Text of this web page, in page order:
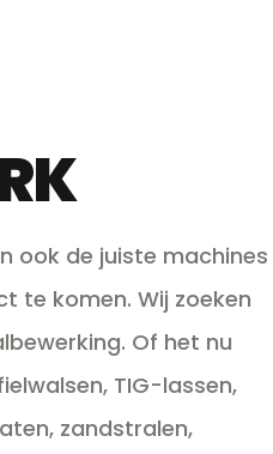
ook de juiste machines
te komen. Wij zoeken
Of het nu
TIG-lassen,
zandstralen,